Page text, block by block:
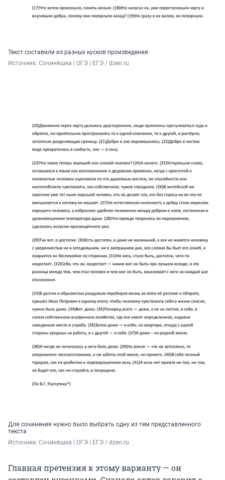
Текст составили из разных кусков произведения
Источник: Сочиняшка | ОГЭ | ЕГЭ / dzen.ru
Для сочинения нужно было выбрать одну из тем представленного
текста
Источник: Сочиняшка | ОГЭ | ЕГЭ / dzen.ru
Главная претензия к этому варианту — он